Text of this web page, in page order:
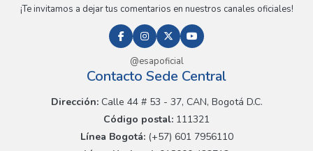
¡Te invitamos a dejar tus comentarios en nuestros canales oficiales!
@esapoficial
Contacto Sede Central
Dirección:Calle 44 # 53 - 37, CAN, Bogotá D.C.
Código postal: 111321
Línea Bogotá:(+57) 601 7956110